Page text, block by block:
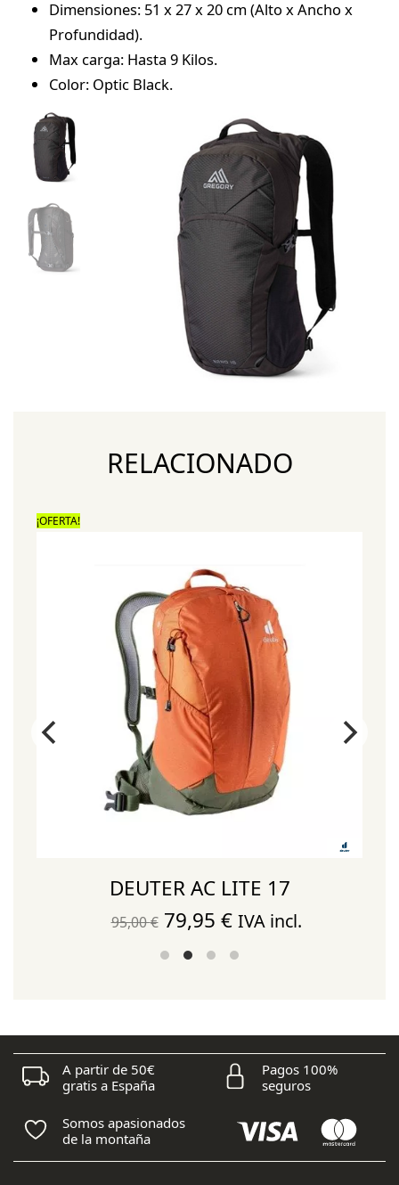
Dimensiones: 51 x 27 x 20 cm (Alto x Ancho x
Profundidad).
Max carga: Hasta 9 Kilos.
Color: Optic Black.
RELACIONADO
¡OFERTA!
DEUTER AC LITE 17
95,00€ El
precio
95,00 €.
79,95 €El
precio
79,95 €.
IVA incl.
A partir de 50€
gratis a España
Pagos 100%
seguros
Somos apasionados
de la montaña